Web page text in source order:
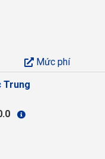
Mức phí
Trung